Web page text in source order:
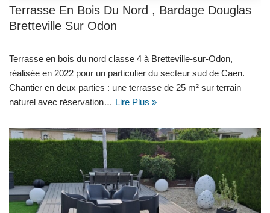
Terrasse En Bois Du Nord , Bardage Douglas
Bretteville Sur Odon
Terrasse en bois du nord classe 4 à Bretteville-sur-Odon,
réalisée en 2022 pour un particulier du secteur sud de Caen.
Chantier en deux parties : une terrasse de 25 m² sur terrain
naturel avec réservation… Lire Plus »